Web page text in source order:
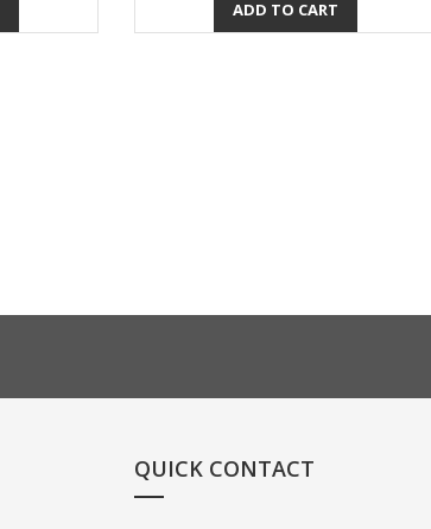
ADD TO CART
QUICK CONTACT